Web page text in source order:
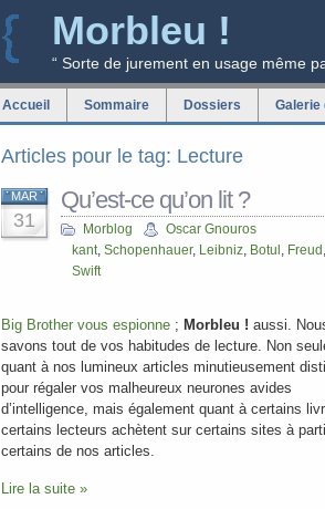
Morbleu !
“ Sorte de jurement en usage même
Accueil Sommaire Dossiers Galerie
Articles pour le tag: Lecture
MAR
31
Qu’est-ce qu’on lit ?
Morblog
Oscar Gnouros
kant, Schopenhauer, Leibniz, Botul , Freud ,
Swift
Big Brother vous espionne ; Morbleu ! aussi.
savons tout de vos habitudes de lecture. Non
quant à nos lumineux articles minutieusement
pour régaler vos malheureux neurones avides
d’intelligence, mais également quant à certains
certains lecteurs achètent sur certains sites à
certains de nos articles.
Lire la suite »